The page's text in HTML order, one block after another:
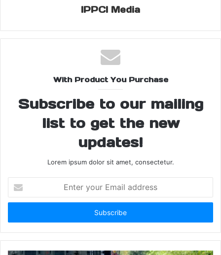
है और लोगों की भारी भीड़ जमा हो गई है। पुलिस मामले की गंभीरता से जांच कर
Hapur Tragedy Kids Killed Road Accident
Road Accident Hapur Road Safety India
UP Police Investigation
Uttar Pradesh Accident
IPPCI Media
With Product You Purchase
Subscribe to our mailing
list to get the new
updates!
Lorem ipsum dolor sit amet, consectetur.
your
Email